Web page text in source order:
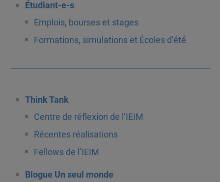
Étudiant-e-s
Emplois, bourses et stages
Formations, simulations et Écoles d’été
Think Tank
Centre de réflexion de l’IEIM
Récentes réalisations
Fellows de l’IEIM
Blogue Un seul monde